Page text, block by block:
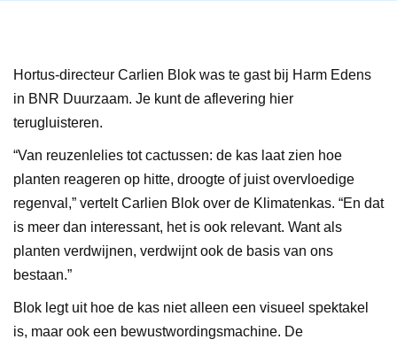
Hortus-directeur Carlien Blok was te gast bij Harm Edens
in BNR Duurzaam. Je kunt de aflevering hier
terugluisteren.
“Van reuzenlelies tot cactussen: de kas laat zien hoe
planten reageren op hitte, droogte of juist overvloedige
regenval,” vertelt Carlien Blok over de Klimatenkas. “En dat
is meer dan interessant, het is ook relevant. Want als
planten verdwijnen, verdwijnt ook de basis van ons
bestaan.”
Blok legt uit hoe de kas niet alleen een visueel spektakel
is, maar ook een bewustwordingsmachine. De